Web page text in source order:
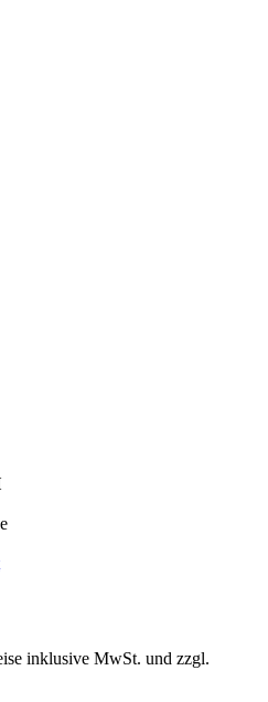
inklusive MwSt. und zzgl.